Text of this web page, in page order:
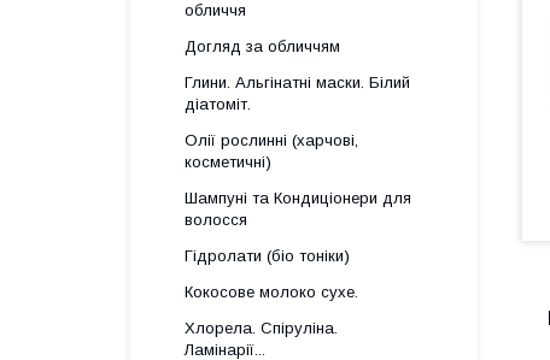
обличчя
Догляд за обличчям
Глини. Альгінатні маски. Білий
діатоміт.
Олії рослинні (харчові,
косметичні)
Шампуні та Кондиціонери для
волосся
Гідролати (біо тоніки)
Кокосове молоко сухе.
Хлорела. Спіруліна.
Ламінарії...